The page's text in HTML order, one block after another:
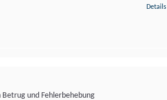
Details
und Fehlerbehebung